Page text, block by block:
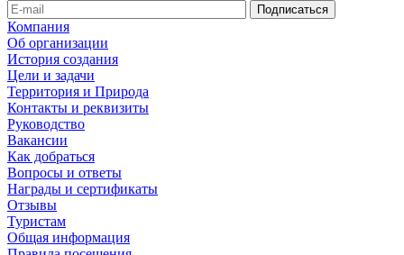
Компания
Об организации
История создания
Цели и задачи
Территория и Природа
Контакты и реквизиты
Руководство
Вакансии
Как добраться
Вопросы и ответы
Награды и сертификаты
Отзывы
Туристам
Общая информация